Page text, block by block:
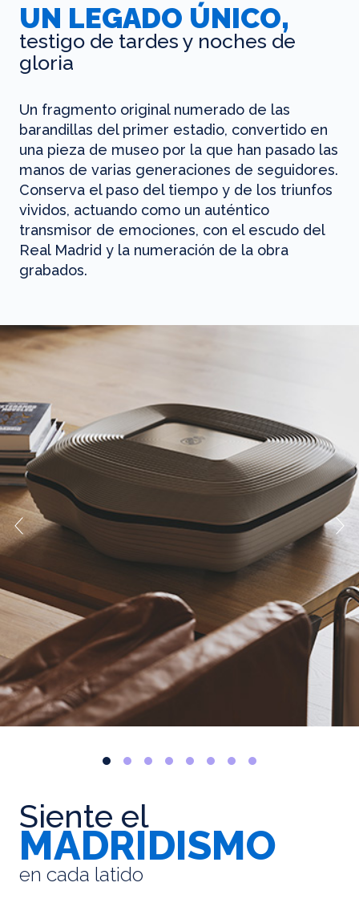
UN LEGADO ÚNICO,
testigo de tardes y noches de
gloria
Un fragmento original numerado de las
barandillas del primer estadio, convertido en
una pieza de museo por la que han pasado las
manos de varias generaciones de seguidores.
Conserva el paso del tiempo y de los triunfos
vividos, actuando como un auténtico
transmisor de emociones, con el escudo del
Real Madrid y la numeración de la obra
grabados.
Siente el
MADRIDISMO
en cada latido